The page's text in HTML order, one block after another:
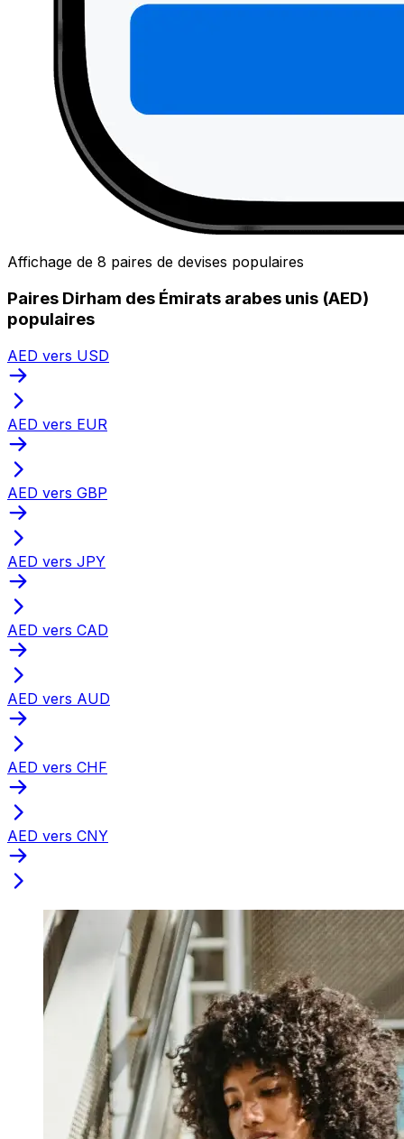
Affichage de 8 paires de devises populaires
Paires Dirham des Émirats arabes unis (AED)
populaires
AED vers USD
AED vers EUR
AED vers GBP
AED vers JPY
AED vers CAD
AED vers AUD
AED vers CHF
AED vers CNY